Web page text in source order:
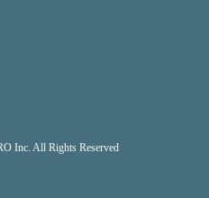
Inc. All Rights Reserved